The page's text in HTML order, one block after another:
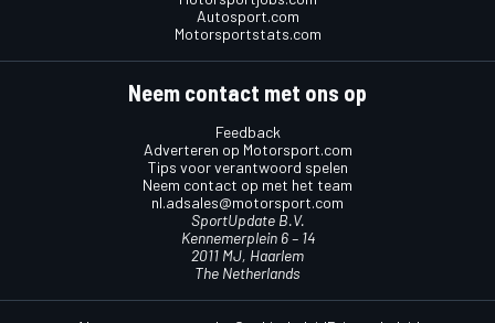
Autosport.com
Motorsportstats.com
Neem contact met ons op
Feedback
Adverteren op Motorsport.com
Tips voor verantwoord spelen
Neem contact op met het team
nl.adsales@motorsport.com
SportUpdate B.V.
Kennemerplein 6 – 14
2011 MJ, Haarlem
The Netherlands